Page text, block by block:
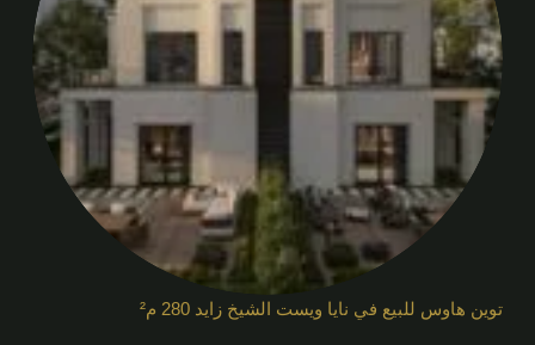
توين هاوس للبيع في نايا ويست الشيخ زايد 280 م²